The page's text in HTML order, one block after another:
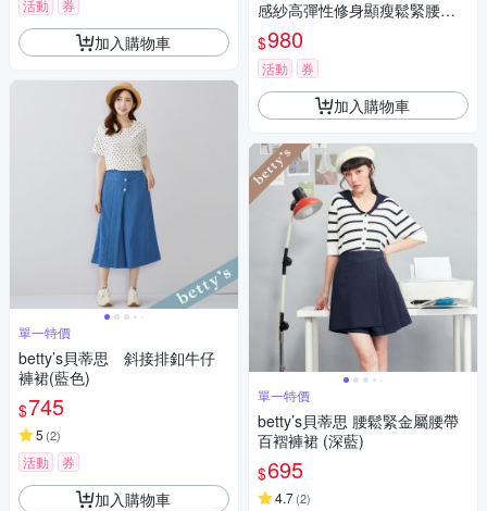
活動 券
加入購物車
單一特價
betty’s貝蒂思 斜接排釦牛仔
褲裙(藍色)
$745
5 (2)
活動 券
加入購物車
感紗高彈性修身顯瘦鬆緊腰休
閒褲
$980
活動 券
加入購物車
單一特價
betty’s貝蒂思 腰鬆緊金屬腰帶
百褶褲裙 (深藍)
$695
4.7(2)